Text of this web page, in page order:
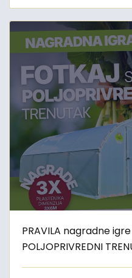
PRAVILA nagradne
POLJOPRIVREDNI